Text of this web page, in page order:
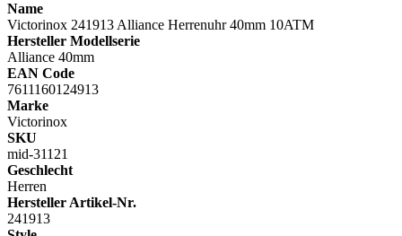
Name
Victorinox 241913 Alliance Herrenuhr 40mm 10ATM
Hersteller Modellserie
Alliance 40mm
EAN Code
7611160124913
Marke
Victorinox
SKU
mid-31121
Geschlecht
Herren
Hersteller Artikel-Nr.
241913